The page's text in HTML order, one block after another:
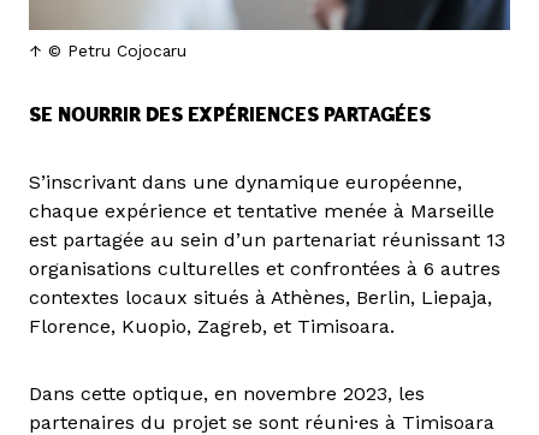
© Petru Cojocaru
SE NOURRIR DES EXPÉRIENCES PARTAGÉES
S’inscrivant dans une dynamique européenne,
chaque expérience et tentative menée à Marseille
est partagée au sein d’un partenariat réunissant 13
organisations culturelles et confrontées à 6 autres
contextes locaux situés à Athènes, Berlin, Liepaja,
Florence, Kuopio, Zagreb, et Timisoara.
Dans cette optique, en novembre 2023, les
partenaires du projet se sont réuni·es à Timisoara